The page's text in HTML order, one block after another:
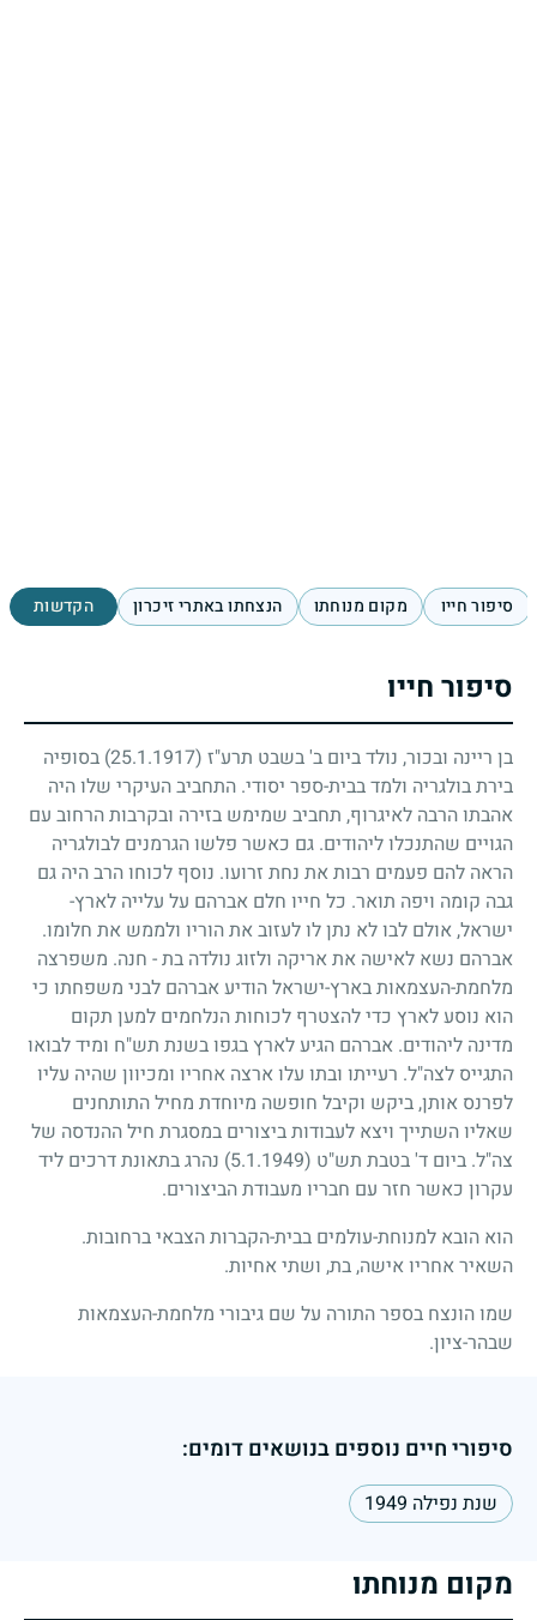
סיפור חייו מקום מנוחתו הנצחתו באתרי זיכרון הקדשות
סיפור חייו
בן ריינה ובכור, נולד ביום ב' בשבט תרע"ז (25.1.1917)
בסופיה
בירת בולגריה ולמד בבית-ספר יסודי. התחביב העיקרי שלו היה
אהבתו הרבה לאיגרוף, תחביב שמימש בזירה ובקרבות הרחוב עם
הגויים שהתנכלו ליהודים. גם כאשר פלשו הגרמנים לבולגריה
הראה להם פעמים רבות את נחת זרועו. נוסף לכוחו הרב היה גם
גבה קומה ויפה תואר. כל חייו חלם אברהם על עלייה לארץ-
ישראל, אולם לבו לא נתן לו לעזוב את הוריו ולממש את חלומו.
אברהם נשא לאישה את אריקה ולזוג נולדה בת - חנה. משפרצה
מלחמת-העצמאות בארץ-ישראל הודיע אברהם לבני משפחתו כי
הוא נוסע לארץ כדי להצטרף לכוחות הנלחמים למען תקום
מדינה ליהודים. אברהם הגיע לארץ בגפו בשנת תש"ח ומיד לבואו
התגייס לצה"ל. רעייתו ובתו עלו ארצה אחריו ומכיוון שהיה עליו
לפרנס אותן, ביקש וקיבל חופשה מיוחדת מחיל התותחנים
שאליו השתייך ויצא לעבודות ביצורים במסגרת חיל ההנדסה של
צה"ל. ביום ד' בטבת תש"ט (5.1.1949)
נהרג בתאונת דרכים ליד
עקרון כאשר חזר עם חבריו מעבודת הביצורים.
הוא הובא למנוחת-עולמים בבית-הקברות הצבאי ברחובות.
השאיר אחריו אישה, בת, ושתי אחיות.
שמו הונצח בספר התורה על שם גיבורי מלחמת-העצמאות
שבהר-ציון.
סיפורי חיים נוספים בנושאים דומים:
שנת נפילה 1949
מקום מנוחתו